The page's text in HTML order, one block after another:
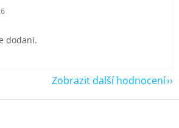
obchodu je 5 z 5 hvězdiček.
dodani.
Zobrazit další hodnocení